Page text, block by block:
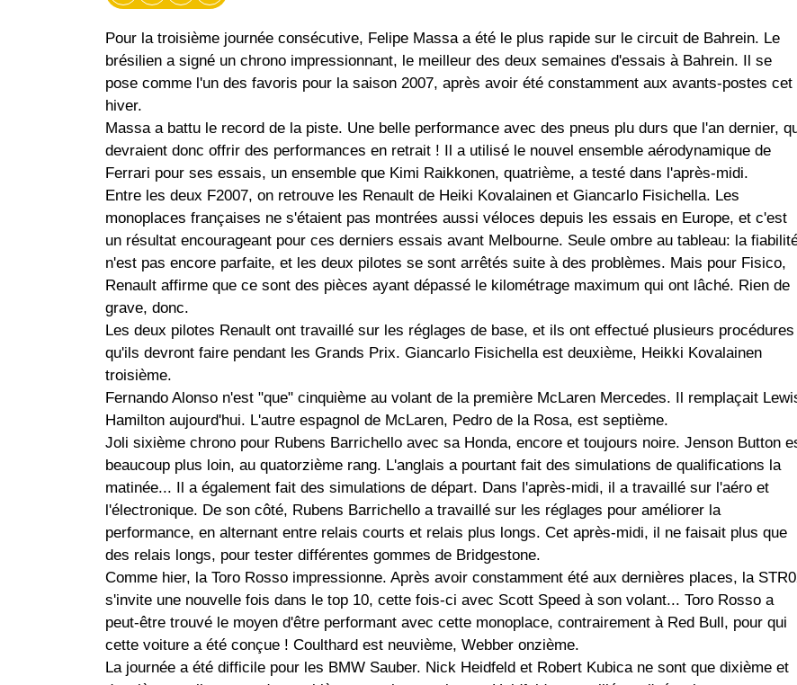
Pour la troisième journée consécutive, Felipe Massa a été le plus rapide sur le circuit de Bahrein. Le
brésilien a signé un chrono impressionnant, le meilleur des deux semaines d'essais à Bahrein. Il se
pose comme l'un des favoris pour la saison 2007, après avoir été constamment aux avants-postes cet
hiver.
Massa a battu le record de la piste. Une belle performance avec des pneus plu durs que l'an dernier,
devraient donc offrir des performances en retrait ! Il a utilisé le nouvel ensemble aérodynamique de
Ferrari pour ses essais, un ensemble que Kimi Raikkonen, quatrième, a testé dans l'après-midi.
Entre les deux F2007, on retrouve les Renault de Heiki Kovalainen et Giancarlo Fisichella. Les
monoplaces françaises ne s'étaient pas montrées aussi véloces depuis les essais en Europe, et c'est
un résultat encourageant pour ces derniers essais avant Melbourne. Seule ombre au tableau: la
n'est pas encore parfaite, et les deux pilotes se sont arrêtés suite à des problèmes. Mais pour Fisico,
Renault affirme que ce sont des pièces ayant dépassé le kilométrage maximum qui ont lâché. Rien de
grave, donc.
Les deux pilotes Renault ont travaillé sur les réglages de base, et ils ont effectué plusieurs procédures
qu'ils devront faire pendant les Grands Prix. Giancarlo Fisichella est deuxième, Heikki Kovalainen
troisième.
Fernando Alonso n'est "que" cinquième au volant de la première McLaren Mercedes. Il remplaçait
Hamilton aujourd'hui. L'autre espagnol de McLaren, Pedro de la Rosa, est septième.
Joli sixième chrono pour Rubens Barrichello avec sa Honda, encore et toujours noire. Jenson Button
beaucoup plus loin, au quatorzième rang. L'anglais a pourtant fait des simulations de qualifications la
matinée... Il a également fait des simulations de départ. Dans l'après-midi, il a travaillé sur l'aéro et
l'électronique. De son côté, Rubens Barrichello a travaillé sur les réglages pour améliorer la
performance, en alternant entre relais courts et relais plus longs. Cet après-midi, il ne faisait plus que
des relais longs, pour tester différentes gommes de Bridgestone.
Comme hier, la Toro Rosso impressionne. Après avoir constamment été aux dernières places, la
s'invite une nouvelle fois dans le top 10, cette fois-ci avec Scott Speed à son volant... Toro Rosso a
peut-être trouvé le moyen d'être performant avec cette monoplace, contrairement à Red Bull, pour qui
cette voiture a été conçue ! Coulthard est neuvième, Webber onzième.
La journée a été difficile pour les BMW Sauber. Nick Heidfeld et Robert Kubica ne sont que dixième et